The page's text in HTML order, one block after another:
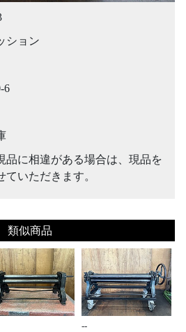
ション
6
品に相違がある場合は、現品を
ていただきます。
類似商品
--